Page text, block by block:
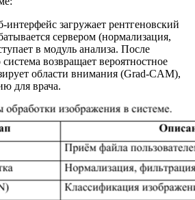
интерфейс загружает рентгеновский
сервером (нормализация,
в модуль анализа. После
возвращает вероятностное
области внимания (Grad-CAM),
для врача.